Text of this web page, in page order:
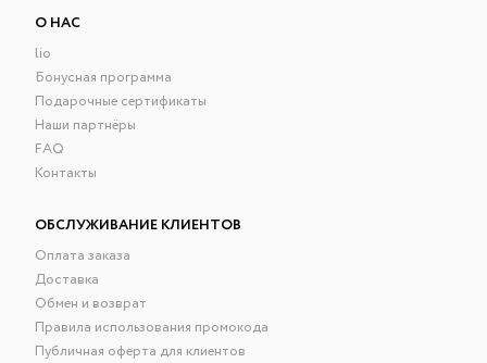
О НАС
lio
Бонусная программа
Подарочные сертификаты
Наши партнёры
FAQ
Контакты
ОБСЛУЖИВАНИЕ КЛИЕНТОВ
Оплата заказа
Доставка
Обмен и возврат
Правила использования промокода
Публичная оферта для клиентов